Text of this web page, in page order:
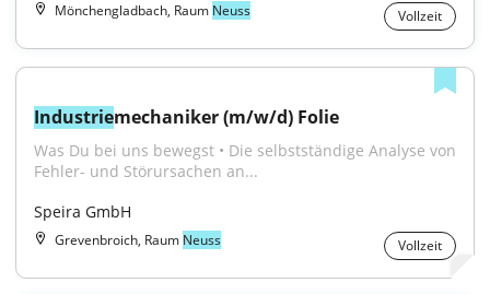
Mönchengladbach, Raum Neuss Vollzeit
Industriemechaniker (m/w/d) Folie
Was Du bei uns bewegst • Die selbstständige Analyse von
Fehler- und Störursachen an...
Speira GmbH
Grevenbroich, Raum Neuss Vollzeit